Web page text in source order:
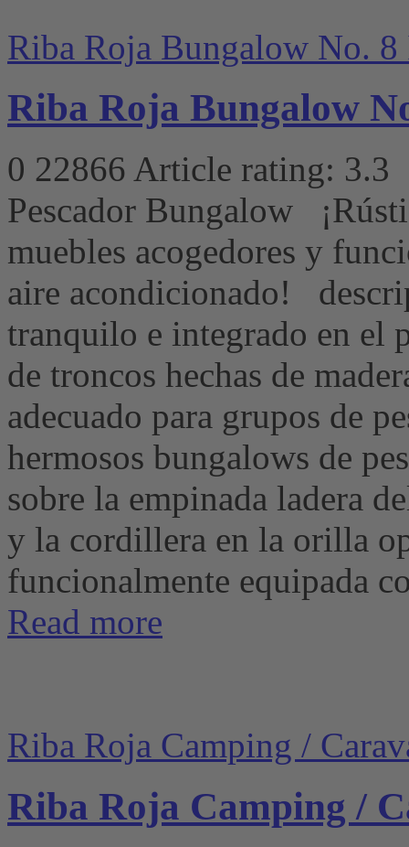
Riba Roja Bungalow No.
Riba Roja Bungalow
0 22866 Article rating: 3.3
Pescador Bungalow
muebles acogedores y
aire acondicionado!
tranquilo e integrado en el
de troncos hechas de
adecuado para grupos de
hermosos bungalows de
sobre la empinada ladera
y la cordillera en la orilla
funcionalmente equipada
Read more
Riba Roja Camping /
Riba Roja Camping /